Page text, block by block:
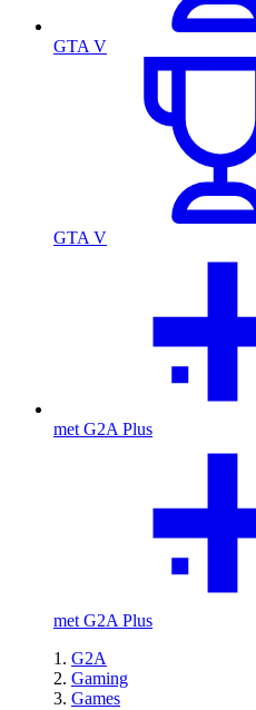
GTA V
GTA V
met G2A Plus
met G2A Plus
G2A
Gaming
Games